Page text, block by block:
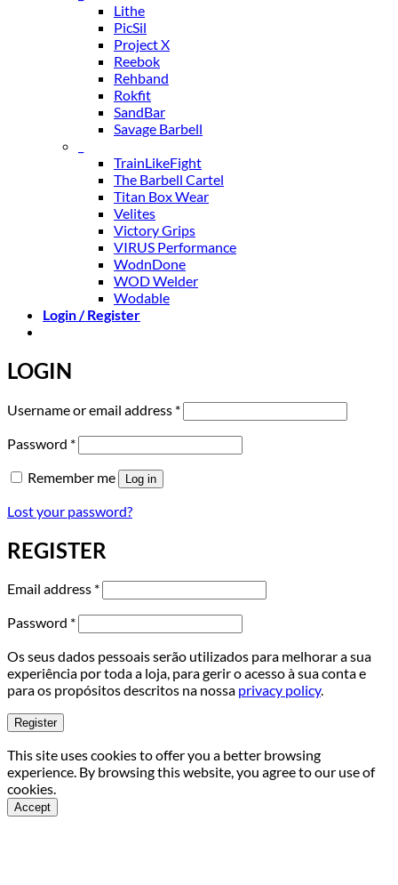
Lithe
PicSil
Project X
Reebok
Rehband
Rokfit
SandBar
Savage Barbell
TrainLikeFight
The Barbell Cartel
Titan Box Wear
Velites
Victory Grips
VIRUS Performance
WodnDone
WOD Welder
Wodable
Login / Register
LOGIN
Username or email address *Required
Password *Required
Remember me Log in
Lost your password?
REGISTER
Email address *Required
Password *Required
Os seus dados pessoais serão utilizados para melhorar a sua
experiência por toda a loja, para gerir o acesso à sua conta e
para os propósitos descritos na nossa privacy policy.
Register
This site uses cookies to offer you a better browsing
experience. By browsing this website, you agree to our use of
cookies.
Accept